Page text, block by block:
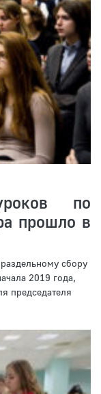
по
прошло в
сбору
2019 года,
председателя